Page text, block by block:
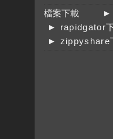
檔案下載